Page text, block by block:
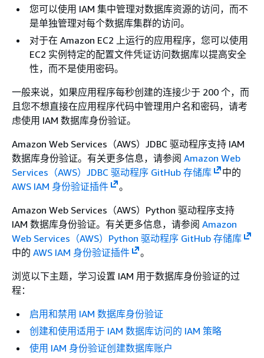
您可以使用 IAM 集中管理对数据库资源的访问，而不
是单独管理对每个数据库集群的访问。
对于在 Amazon EC2 上运行的应用程序，您可以使用
EC2 实例特定的配置文件凭证访问数据库以提高安全
性，而不是使用密码。
一般来说，如果应用程序每秒创建的连接少于 200 个，而
且您不想直接在应用程序代码中管理用户名和密码，请考
虑使用 IAM 数据库身份验证。
Amazon Web Services（AWS）JDBC 驱动程序支持 IAM
数据库身份验证。有关更多信息，请参阅 Amazon Web
Services（AWS）JDBC 驱动程序 GitHub 存储库
中的
AWS IAM 身份验证插件
。
Amazon Web Services（AWS）Python 驱动程序支持
IAM 数据库身份验证。有关更多信息，请参阅 Amazon
Web Services（AWS）Python 驱动程序 GitHub 存储库
中的 AWS IAM 身份验证插件
。
浏览以下主题，学习设置 IAM 用于数据库身份验证的过
程：
启用和禁用 IAM 数据库身份验证
创建和使用适用于 IAM 数据库访问的 IAM 策略
使用 IAM 身份验证创建数据库账户